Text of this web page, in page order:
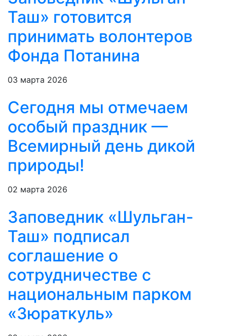
Таш» готовится
принимать волонтеров
Фонда Потанина
03 марта 2026
Сегодня мы отмечаем
особый праздник —
Всемирный день дикой
природы!
02 марта 2026
Заповедник «Шульган-
Таш» подписал
соглашение о
сотрудничестве с
национальным парком
«Зюраткуль»